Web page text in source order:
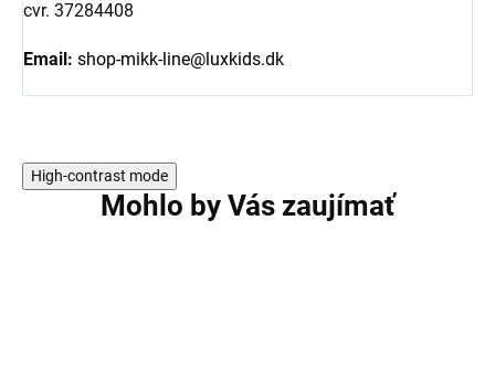
cvr. 37284408
Email: shop-mikk-line@luxkids.dk
High-contrast mode
Mohlo by Vás zaujímať